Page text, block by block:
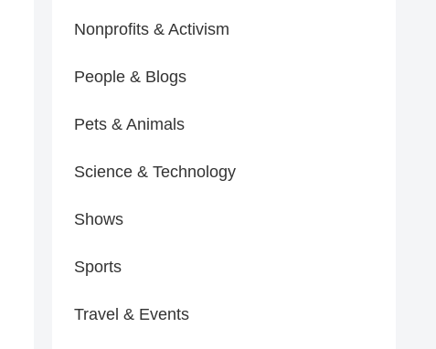
Nonprofits & Activism
People & Blogs
Pets & Animals
Science & Technology
Shows
Sports
Travel & Events